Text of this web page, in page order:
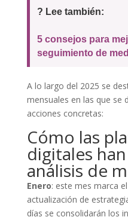
? Lee también:
5 consejos para
seguimiento de
A lo largo del 2025 se
mensuales en las que se
acciones concretas:
Cómo las
digitales
análisis de
Enero: este mes marca
actualización de
días se consolidarán los